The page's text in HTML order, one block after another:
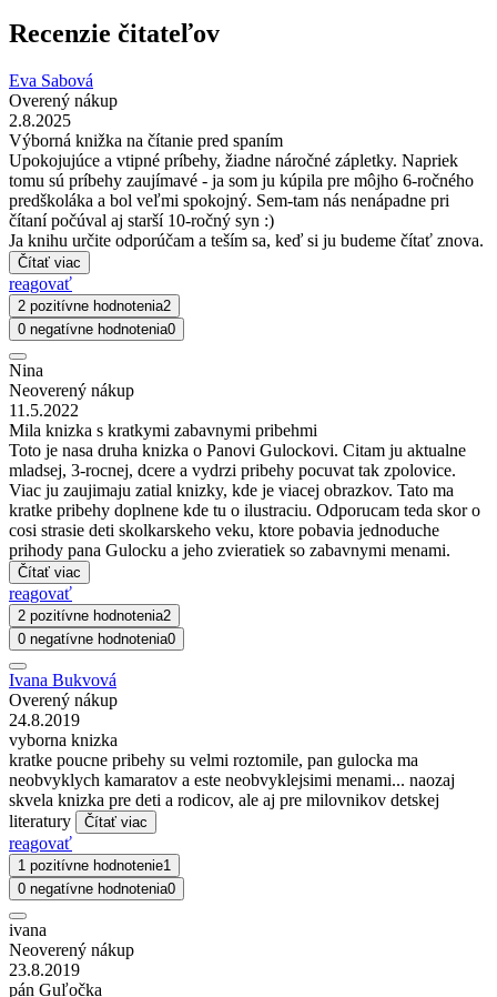
Recenzie čitateľov
Eva Sabová
Overený nákup
2.8.2025
Výborná knižka na čítanie pred spaním
Upokojujúce a vtipné príbehy, žiadne náročné zápletky. Napriek
tomu sú príbehy zaujímavé - ja som ju kúpila pre môjho 6-ročného
predškoláka a bol veľmi spokojný. Sem-tam nás nenápadne pri
čítaní počúval aj starší 10-ročný syn :)
Ja knihu určite odporúčam a teším sa, keď si ju budeme čítať znova.
Čítať viac
reagovať
2 pozitívne hodnotenia2
0 negatívne hodnotenia0
Nina
Neoverený nákup
11.5.2022
Mila knizka s kratkymi zabavnymi pribehmi
Toto je nasa druha knizka o Panovi Gulockovi. Citam ju aktualne
mladsej, 3-rocnej, dcere a vydrzi pribehy pocuvat tak zpolovice.
Viac ju zaujimaju zatial knizky, kde je viacej obrazkov. Tato ma
kratke pribehy doplnene kde tu o ilustraciu. Odporucam teda skor o
cosi strasie deti skolkarskeho veku, ktore pobavia jednoduche
prihody pana Gulocku a jeho zvieratiek so zabavnymi menami.
Čítať viac
reagovať
2 pozitívne hodnotenia2
0 negatívne hodnotenia0
Ivana Bukvová
Overený nákup
24.8.2019
vyborna knizka
kratke poucne pribehy su velmi roztomile, pan gulocka ma
neobvyklych kamaratov a este neobvyklejsimi menami... naozaj
skvela knizka pre deti a rodicov, ale aj pre milovnikov detskej
literatury
Čítať viac
reagovať
1 pozitívne hodnotenie1
0 negatívne hodnotenia0
ivana
Neoverený nákup
23.8.2019
pán Guľočka